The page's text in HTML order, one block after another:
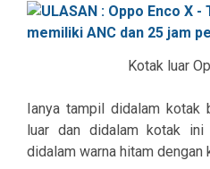
Kotak luar
Ianya tampil didalam kotak
luar dan didalam kotak
didalam warna hitam dengan